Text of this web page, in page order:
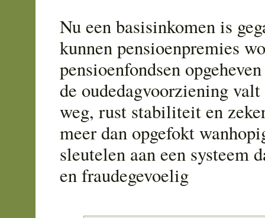
Nu een basisinkomen is
kunnen pensioenpremies
pensioenfondsen
de oudedagvoorziening
weg, rust stabiliteit en
meer dan opgefokt
sleutelen aan een systeem
en fraudegevoelig